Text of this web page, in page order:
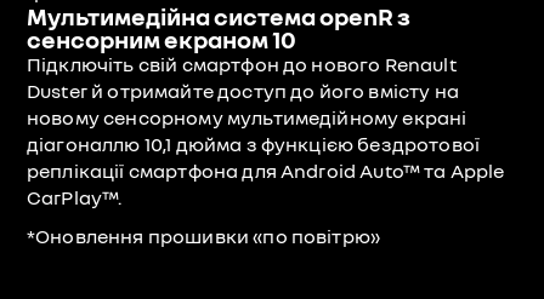
Мультимедійна система openR з
сенсорним екраном 10
Підключіть свій смартфон до нового Renault
Duster й отримайте доступ до його вмісту на
новому сенсорному мультимедійному екрані
діагоналлю 10,1 дюйма з функцією бездротової
реплікації смартфона для Android Auto™ та Apple
CarPlay™.
*Оновлення прошивки «по повітрю»